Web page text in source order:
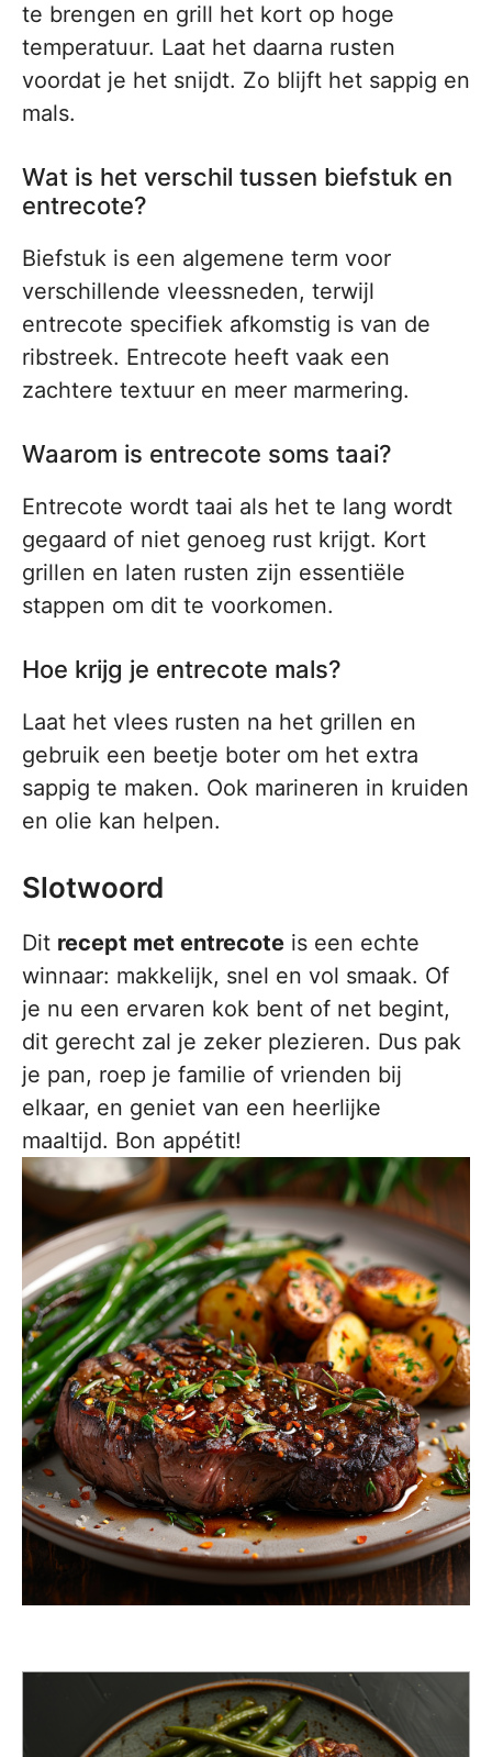
te brengen en grill het kort op hoge
temperatuur. Laat het daarna rusten
voordat je het snijdt. Zo blijft het sappig en
mals.
Wat is het verschil tussen biefstuk en
entrecote?
Biefstuk is een algemene term voor
verschillende vleessneden, terwijl
entrecote specifiek afkomstig is van de
ribstreek. Entrecote heeft vaak een
zachtere textuur en meer marmering.
Waarom is entrecote soms taai?
Entrecote wordt taai als het te lang wordt
gegaard of niet genoeg rust krijgt. Kort
grillen en laten rusten zijn essentiële
stappen om dit te voorkomen.
Hoe krijg je entrecote mals?
Laat het vlees rusten na het grillen en
gebruik een beetje boter om het extra
sappig te maken. Ook marineren in kruiden
en olie kan helpen.
Slotwoord
Dit recept met entrecote is een echte
winnaar: makkelijk, snel en vol smaak. Of
je nu een ervaren kok bent of net begint,
dit gerecht zal je zeker plezieren. Dus pak
je pan, roep je familie of vrienden bij
elkaar, en geniet van een heerlijke
maaltijd. Bon appétit!